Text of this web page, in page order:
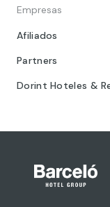
Empresas
Afiliados
Partners
Dorint Hoteles &